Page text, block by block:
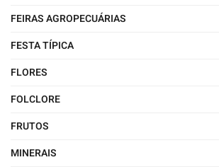
FEIRAS AGROPECUÁRIAS
FESTA TÍPICA
FLORES
FOLCLORE
FRUTOS
MINERAIS